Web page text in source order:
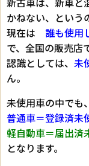
かねない、という
現在は 誰も使用
で、全国の販売店
認識としては、 未
ん。
未使用車の中でも、
普通車＝登録済未
軽自動車＝届出済
となります。